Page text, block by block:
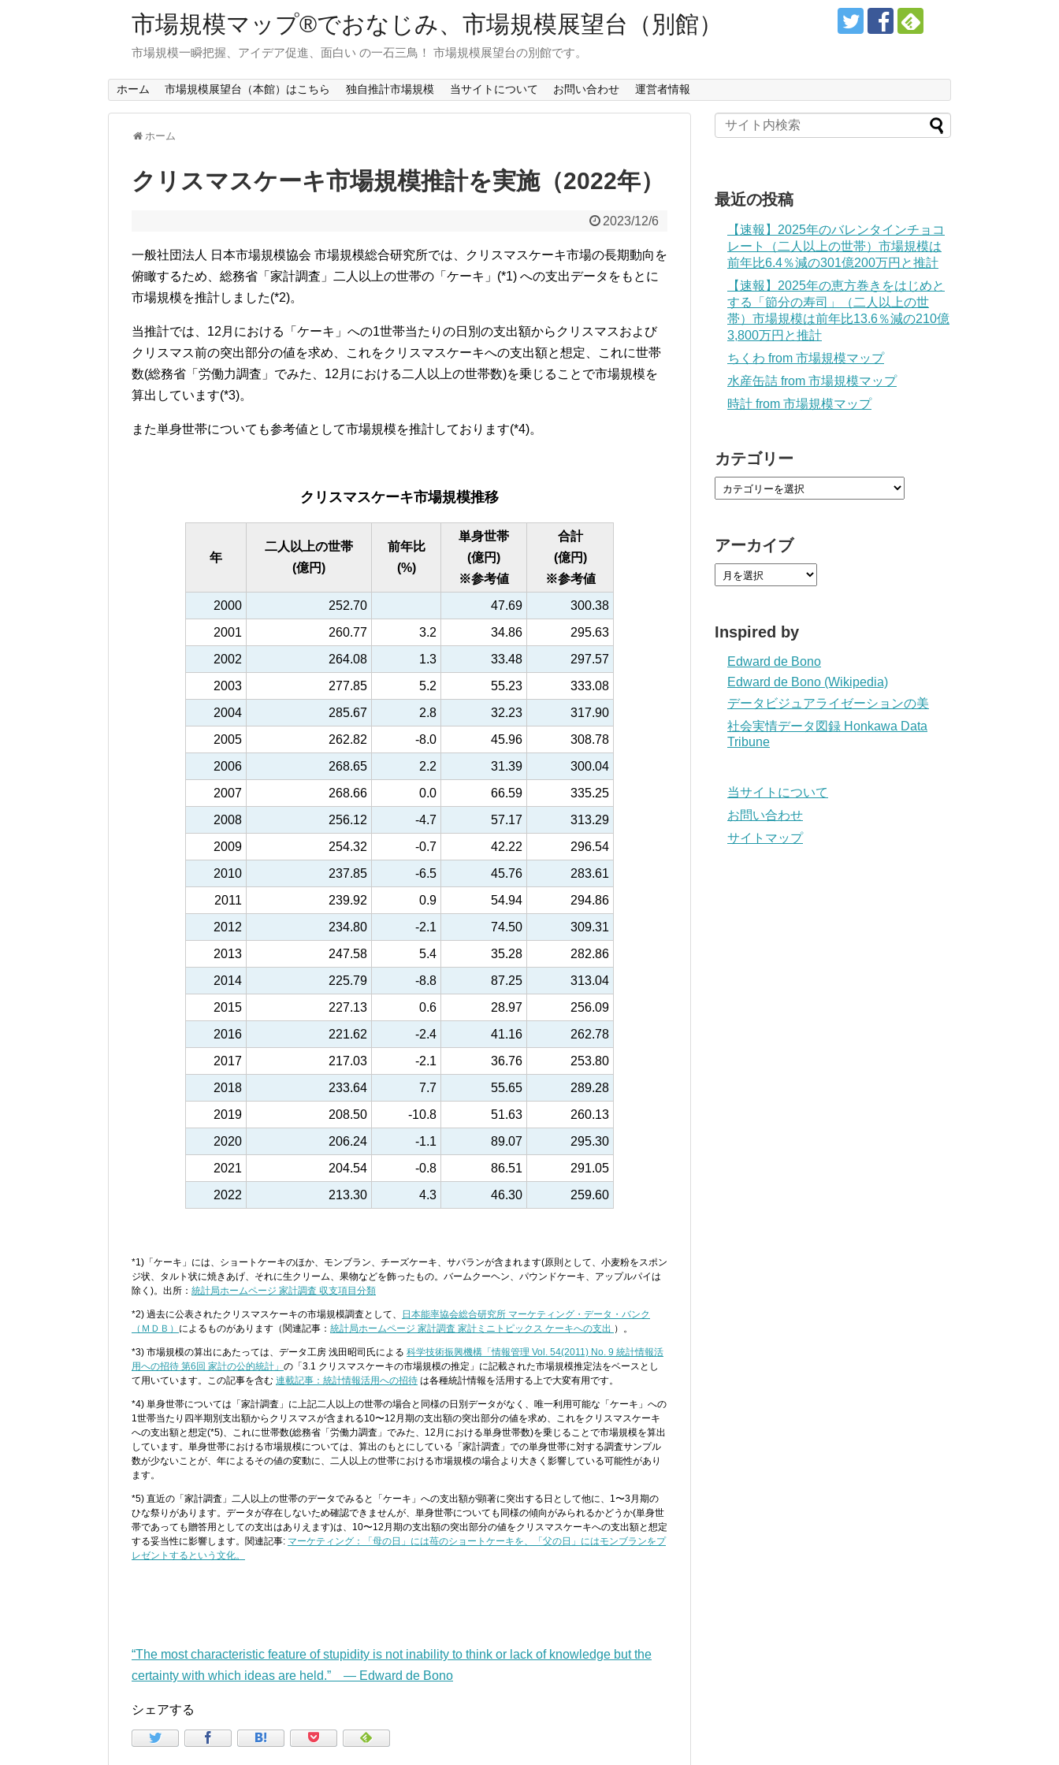
市場規模マップ®でおなじみ、市場規模展望台（別館）
市場規模一瞬把握、アイデア促進、面白い の一石三鳥！ 市場規模展望台の別館です。
ホーム 市場規模展望台（本館）はこちら 独自推計市場規模 当サイトについて お問い合わせ 運営者情報
ホーム
クリスマスケーキ市場規模推計を実施（2022年）
2023/12/6
一般社団法人 日本市場規模協会 市場規模総合研究所では、クリスマスケーキ市場の長期動向を
俯瞰するため、総務省「家計調査」二人以上の世帯の「ケーキ」(*1) への支出データをもとに
市場規模を推計しました(*2)。
当推計では、12月における「ケーキ」への1世帯当たりの日別の支出額からクリスマスおよび
クリスマス前の突出部分の値を求め、これをクリスマスケーキへの支出額と想定、これに世帯
数(総務省「労働力調査」でみた、12月における二人以上の世帯数)を乗じることで市場規模を
算出しています(*3)。
また単身世帯についても参考値として市場規模を推計しております(*4)。
クリスマスケーキ市場規模推移
年
二人以上の世帯
(億円)
前年比
(%)
単身世帯
(億円)
※参考値
合計
(億円)
※参考値
2000
252.70 47.69
300.38
2001
260.77 3.2 34.86
295.63
2002
264.08 1.3 33.48
297.57
2003
277.85 5.2 55.23
333.08
2004
285.67 2.8 32.23
317.90
2005
262.82 -8.0 45.96
308.78
2006
268.65 2.2 31.39
300.04
2007
268.66 0.0 66.59
335.25
2008
256.12 -4.7 57.17
313.29
2009
254.32 -0.7 42.22
296.54
2010
237.85 -6.5 45.76
283.61
2011
239.92 0.9 54.94
294.86
2012
234.80 -2.1 74.50
309.31
2013
247.58 5.4 35.28
282.86
2014
225.79 -8.8 87.25
313.04
2015
227.13 0.6 28.97
256.09
2016
221.62 -2.4 41.16
262.78
2017
217.03 -2.1 36.76
253.80
2018
233.64 7.7 55.65
289.28
2019
208.50 -10.8 51.63
260.13
2020
206.24 -1.1 89.07
295.30
2021
204.54 -0.8 86.51
291.05
2022
213.30 4.3 46.30 259.60
*1)「ケーキ」には、ショートケーキのほか、モンブラン、チーズケーキ、サバランが含まれます(原則として、小麦粉をスポン
ジ状、タルト状に焼きあげ、それに生クリーム、果物などを飾ったもの。バームクーヘン、パウンドケーキ、アップルパイは
除く)。出所： 統計局ホームページ 家計調査 収支項目分類
*2) 過去に公表されたクリスマスケーキの市場規模調査として、
日本能率協会総合研究所 マーケティング・データ・バンク
（ＭＤＢ） によるものがあります（関連記事： 統計局ホームページ 家計調査 家計ミニトピックス ケーキへの支出 ）。
*3) 市場規模の算出にあたっては、データ工房 浅田昭司氏による 科学技術振興機構「情報管理 Vol. 54(2011) No. 9 統計情報活
用への招待 第6回 家計の公的統計」 の「3.1 クリスマスケーキの市場規模の推定」に記載された市場規模推定法をベースとし
て用いています。この記事を含む 連載記事：統計情報活用への招待 は各種統計情報を活用する上で大変有用です。
*4) 単身世帯については「家計調査」に上記二人以上の世帯の場合と同様の日別データがなく、唯一利用可能な「ケーキ」への
1世帯当たり四半期別支出額からクリスマスが含まれる10〜12月期の支出額の突出部分の値を求め、これをクリスマスケーキ
への支出額と想定(*5)、これに世帯数(総務省「労働力調査」でみた、12月における単身世帯数)を乗じることで市場規模を算出
しています。単身世帯における市場規模については、算出のもとにしている「家計調査」での単身世帯に対する調査サンプル
数が少ないことが、年によるその値の変動に、二人以上の世帯における市場規模の場合より大きく影響している可能性があり
ます。
*5) 直近の「家計調査」二人以上の世帯のデータでみると「ケーキ」への支出額が顕著に突出する日として他に、1〜3月期の
ひな祭りがあります。データが存在しないため確認できませんが、単身世帯についても同様の傾向がみられるかどうか(単身世
帯であっても贈答用としての支出はありえます)は、10〜12月期の支出額の突出部分の値をクリスマスケーキへの支出額と想定
する妥当性に影響します。関連記事: マーケティング：「母の日」には苺のショートケーキを、「父の日」にはモンブランをプ
レゼントするという文化。
“The most characteristic feature of stupidity is not inability to think or lack of knowledge but the
certainty with which ideas are held.” — Edward de Bono
シェアする
最近の投稿
【速報】2025年のバレンタインチョコ
レート（二人以上の世帯）市場規模は
前年比6.4％減の301億200万円と推計
【速報】2025年の恵方巻きをはじめと
する「節分の寿司」（二人以上の世
帯）市場規模は前年比13.6％減の210億
3,800万円と推計
ちくわ from 市場規模マップ
水産缶詰 from 市場規模マップ
時計 from 市場規模マップ
カテゴリー
アーカイブ
Inspired by
Edward de Bono
Edward de Bono (Wikipedia)
データビジュアライゼーションの美
社会実情データ図録 Honkawa Data
Tribune
当サイトについて
お問い合わせ
サイトマップ